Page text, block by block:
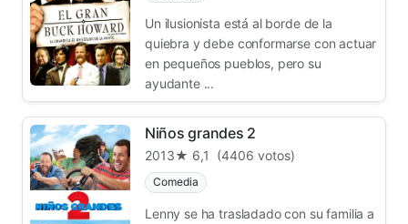
Un ilusionista está al borde de la
quiebra y debe conformarse con actuar
en pequeños pueblos, pero su
ayudante ...
Niños grandes 2
2013★ 6,1 (4406 votos)
Comedia
Lenny se ha trasladado con su familia a